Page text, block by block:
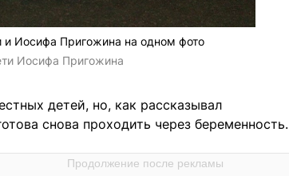
и Иосифа Пригожина на одном фото
Иосифа Пригожина
детей, но, как рассказывал
снова проходить через беременность.